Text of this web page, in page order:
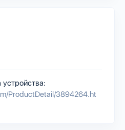
ProductDetail/3894264.ht